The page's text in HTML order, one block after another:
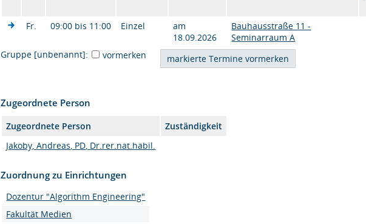
Fr. 09:00 bis 11:00 Einzel
am
18.09.2026
Bauhausstraße 11 -
Seminarraum A
Gruppe [unbenannt]:
vormerken
Zugeordnete Person
Zugeordnete Person
Zuständigkeit
Jakoby, Andreas, PD, Dr.rer.nat.habil.
Zuordnung zu Einrichtungen
Dozentur "Algorithm Engineering"
Fakultät Medien